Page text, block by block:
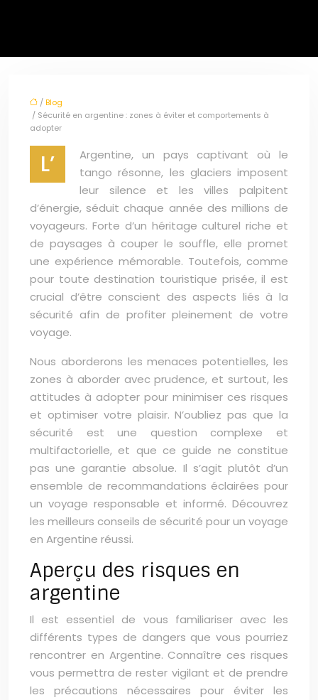
/Blog
/ Sécurité en argentine : zones à éviter et comportements à
adopter
L’
Argentine, un pays captivant où le
tango résonne, les glaciers imposent
leur silence et les villes palpitent
d’énergie, séduit chaque année des millions de
voyageurs. Forte d’un héritage culturel riche et
de paysages à couper le souffle, elle promet
une expérience mémorable. Toutefois, comme
pour toute destination touristique prisée, il est
crucial d’être conscient des aspects liés à la
sécurité afin de profiter pleinement de votre
voyage.
Nous aborderons les menaces potentielles, les
zones à aborder avec prudence, et surtout, les
attitudes à adopter pour minimiser ces risques
et optimiser votre plaisir. N’oubliez pas que la
sécurité est une question complexe et
multifactorielle, et que ce guide ne constitue
pas une garantie absolue. Il s’agit plutôt d’un
ensemble de recommandations éclairées pour
un voyage responsable et informé. Découvrez
les meilleurs conseils de sécurité pour un voyage
en Argentine réussi.
Aperçu des risques en
argentine
Il est essentiel de vous familiariser avec les
différents types de dangers que vous pourriez
rencontrer en Argentine. Connaître ces risques
vous permettra de rester vigilant et de prendre
les précautions nécessaires pour éviter les